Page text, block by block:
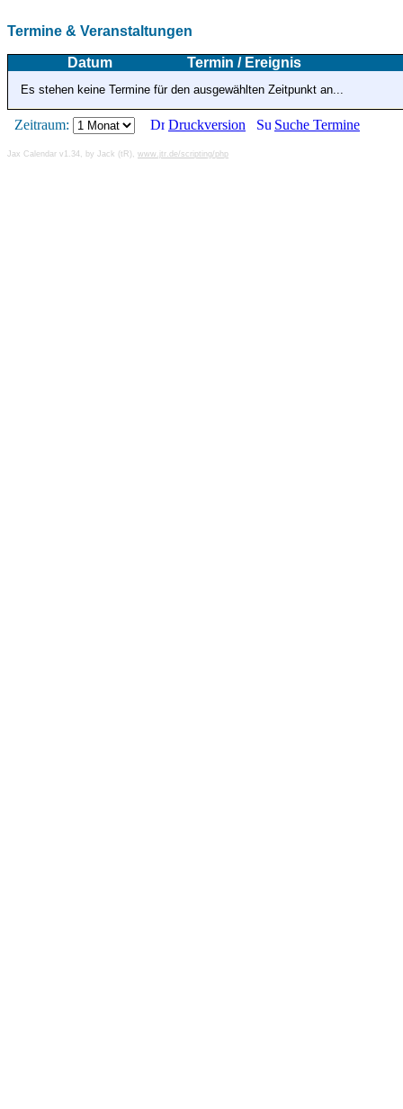
Termine & Veranstaltungen
Datum Termin / Ereignis
Es stehen keine Termine für den ausgewählten Zeitpunkt an...
Zeitraum: Druckversion Suche Termine
Jax Calendar v1.34, by Jack (tR), www.jtr.de/scripting/php